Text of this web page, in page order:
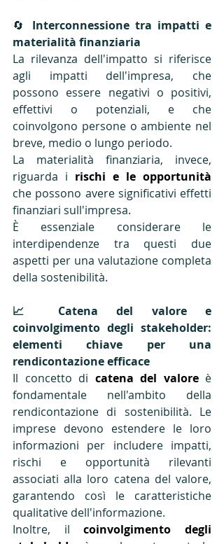
🔄
Interconnessione tra impatti e
materialità finanziaria
La rilevanza dell'impatto si riferisce
agli impatti dell'impresa, che
possono essere negativi o positivi,
effettivi o potenziali, e che
coinvolgono persone o ambiente nel
breve, medio o lungo periodo.
La materialità finanziaria, invece,
riguarda i rischi e le opportunità
che possono avere significativi effetti
finanziari sull'impresa.
È essenziale considerare le
interdipendenze tra questi due
aspetti per una valutazione completa
della sostenibilità​.
📈 Catena del valore e
coinvolgimento degli stakeholder:
elementi chiave per una
rendicontazione efficace
Il concetto di catena del valore è
fondamentale nell'ambito della
rendicontazione di sostenibilità. Le
imprese devono estendere le loro
informazioni per includere impatti,
rischi e opportunità rilevanti
associati alla loro catena del valore,
garantendo così le caratteristiche
qualitative dell'informazione​.
Inoltre, il coinvolgimento degli